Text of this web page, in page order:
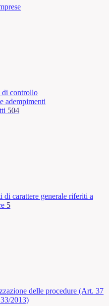
di controllo
adempimenti
504
di carattere generale riferiti a
5
delle procedure (Art. 37
2013)